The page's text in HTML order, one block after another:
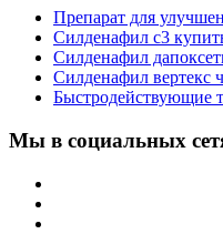
Препарат для
Силденафил с3
Силденафил
Силденафил вертекс
Быстродействующие
Мы в социальных